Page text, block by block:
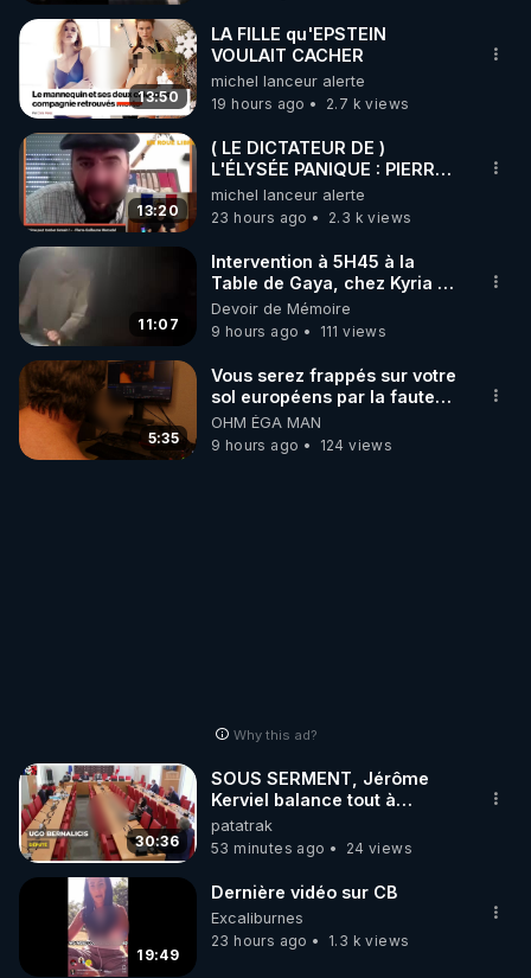
13:50
LA FILLE qu'EPSTEIN
VOULAIT CACHER
michel lanceur alerte
19 hours ago
2.7 k views
13:20
( LE DICTATEUR DE )
L'ÉLYSÉE PANIQUE : PIERRE
GUILLAUME MERCADAL
BALANCE TOUT
michel lanceur alerte
23 hours ago
2.3 k views
11:07
Intervention à 5H45 à la
Table de Gaya, chez Kyria et
Manu. 6/08/2026 PARTAGEZ
!
Devoir de Mémoire
9 hours ago
111 views
5:35
Vous serez frappés sur votre
sol européens par la faute
des dirigeants qui s'en
mettent dans le nez
OHM ÉGA MAN
9 hours ago
124 views
Why this ad?
30:36
SOUS SERMENT, Jérôme
Kerviel balance tout à
l'Assemblée !
patatrak
53 minutes ago
24 views
19:49
Dernière vidéo sur CB
Excaliburnes
23 hours ago
1.3 k views